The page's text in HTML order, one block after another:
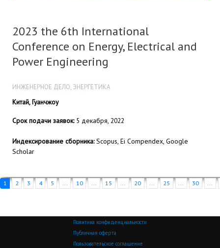
2023 the 6th International
Conference on Energy, Electrical and
Power Engineering
ИНЖЕНЕРНОЕ ДЕЛО, ЭНЕРГЕТИКА
Китай, Гуанчжоу
Срок подачи заявок:5 декабря, 2022
Индексирование сборника:Scopus, Ei Compendex, Google
Scholar
1 2 3 4 5 ... 10 ... 15 ... 20 ... 25 ... 30 ...
Политика конфиденциальности
Публичная оферта
Пользовательское соглашение